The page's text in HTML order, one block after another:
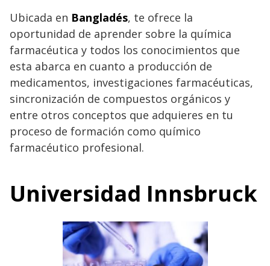
Ubicada en Bangladés, te ofrece la
oportunidad de aprender sobre la química
farmacéutica y todos los conocimientos que
esta abarca en cuanto a producción de
medicamentos, investigaciones farmacéuticas,
sincronización de compuestos orgánicos y
entre otros conceptos que adquieres en tu
proceso de formación como químico
farmacéutico profesional.
Universidad Innsbruck